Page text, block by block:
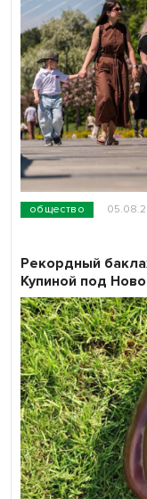
общество
Рекордный
Купиной под